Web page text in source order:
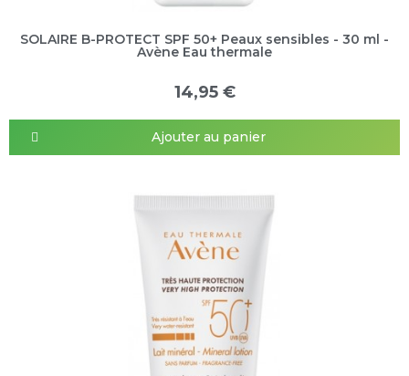
SOLAIRE B-PROTECT SPF 50+ Peaux sensibles - 30 ml -
Avène Eau thermale
14,95 €
Ajouter au panier